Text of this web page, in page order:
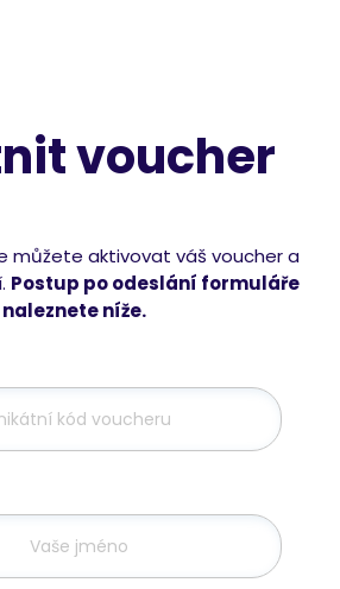
voucher
můžete aktivovat váš voucher a
Postup po odeslání formuláře
naleznete níže.